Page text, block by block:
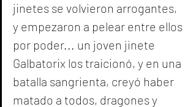
jinetes se volvieron arrogantes,
y empezaron a pelear entre ellos
por poder... un joven jinete
Galbatorix los traicionó, y en una
batalla sangrienta, creyó haber
matado a todos, dragones y